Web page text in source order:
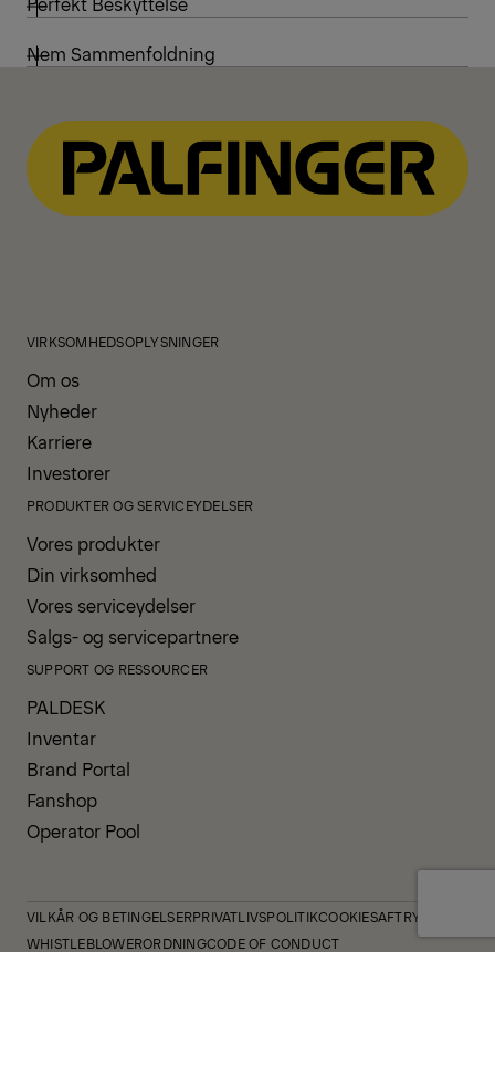
Nem Sammenfoldning
VIRKSOMHEDSOPLYSNINGER
Om os
Nyheder
Karriere
Investorer
PRODUKTER OG SERVICEYDELSER
Vores produkter
Din virksomhed
Vores serviceydelser
Salgs- og servicepartnere
SUPPORT OG RESSOURCER
PALDESK
Inventar
Brand Portal
Fanshop
Operator Pool
VILKÅR OG BETINGELSERPRIVATLIVSPOLITIKCOOKIESAFTRYK
WHISTLEBLOWERORDNINGCODE OF CONDUCT